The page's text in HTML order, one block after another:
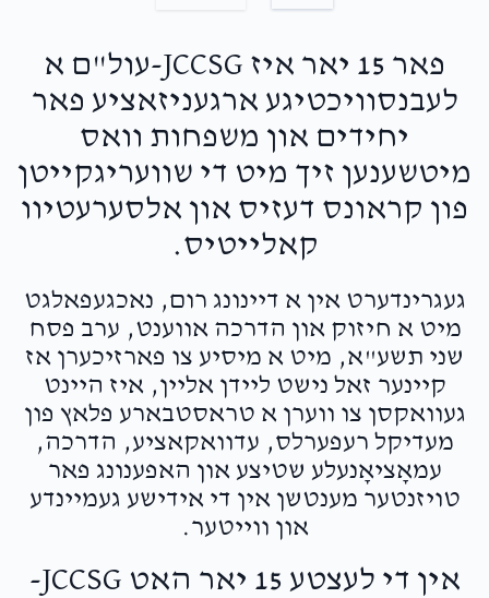
Avrumi GreenfeldShiya Sherman
2 months ago $180.00
HOPE — Light in Difficult Times
Shia is just special!
Shiya Sherman
Anonymous Shiya Sherman
2 months ago $18.00
פאר 15 יאר איז JCCSG-עול"ם א
לעבנסוויכטיגע ארגעניזאציע פאר
יחידים און משפחות וואס
מיטשענען זיך מיט די שוועריגקייטן
פון קראונס דעזיס און אלסערעטיוו
קאלייטיס.
געגרינדערט אין א דיינונג רום, נאכגעפאלגט
מיט א חיזוק און הדרכה אווענט, ערב פסח
שני תשע"א, מיט א מיסיע צו פארזיכערן אז
קיינער זאל נישט ליידן אליין, איז היינט
געוואקסן צו ווערן א טראסטבארע פלאץ פון
מעדיקל רעפערלס, עדוואקאציע, הדרכה,
עמאָציאָנעלע שטיצע און האפענונג פאר
טויזנטער מענטשן אין די אידישע געמיינדע
און ווייטער.
אין די לעצטע 15 יאר האט JCCSG-